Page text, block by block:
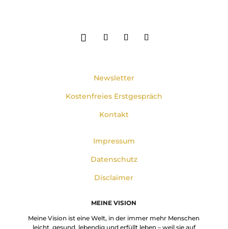
Newsletter
Kostenfreies Erstgespräch
Kontakt
Impressum
Datenschutz
Disclaimer
MEINE VISION
Meine Vision ist eine Welt, in der immer mehr Menschen
leicht, gesund, lebendig und erfüllt leben – weil sie auf